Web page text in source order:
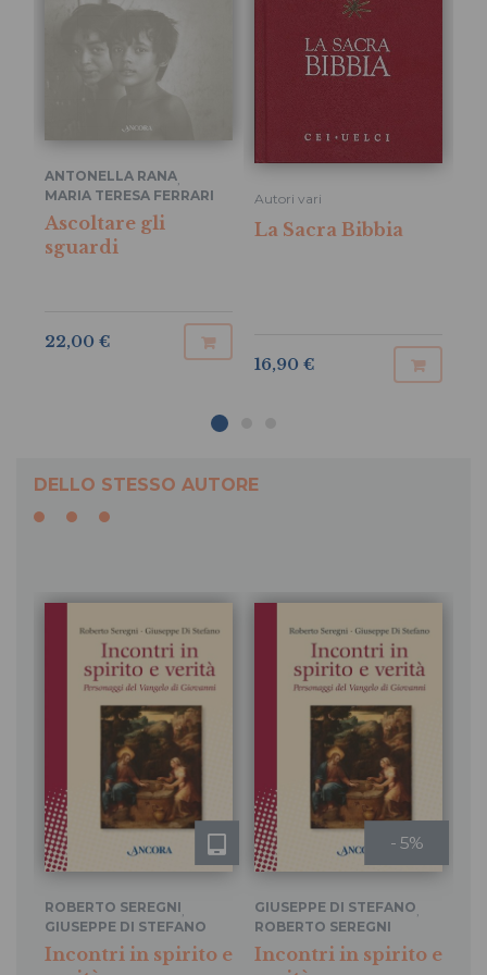
ANTONELLA RANA,
MARIA TERESA FERRARI
Ascoltare gli
sguardi
22,00 €
Autori vari
La Sacra Bibbia
16,90 €
DELLO STESSO AUTORE
ROBERTO SEREGNI,
GIUSEPPE DI STEFANO
Incontri in spirito e
- 5%
GIUSEPPE DI STEFANO,
ROBERTO SEREGNI
Incontri in spirito e